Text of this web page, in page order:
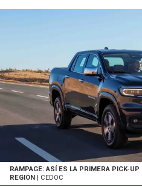
RAMPAGE: ASÍ ES LA PRIMERA PICK-
REGIÓN
| CEDOC